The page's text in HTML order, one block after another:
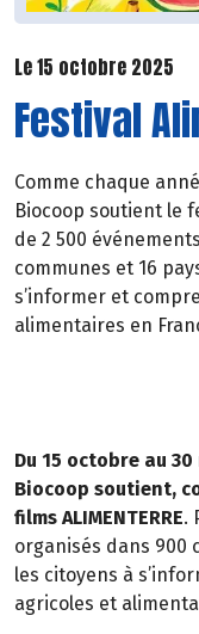
Le 15 octobre 2025
Festival
Comme chaque
Biocoop soutient le
de 2 500
communes et 16
s’informer et
alimentaires en
Du 15 octobre au
Biocoop soutient,
films ALIMENTERRE.
organisés dans 900
les citoyens à
agricoles et